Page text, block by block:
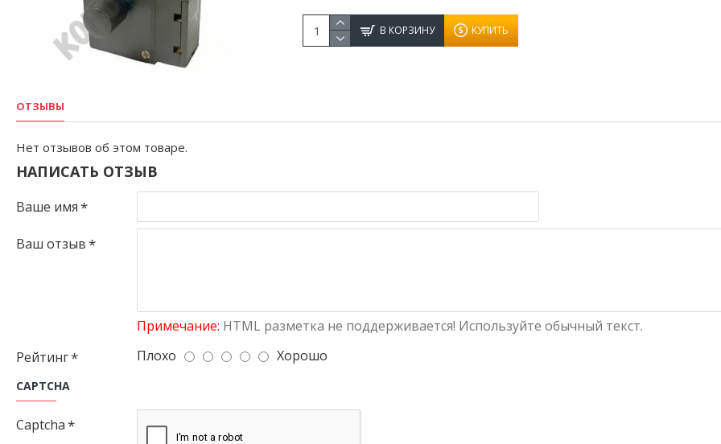
В КОРЗИНУ КУПИТЬ
ОТЗЫВЫ
Нет отзывов об этом товаре.
НАПИСАТЬ ОТЗЫВ
Ваше имя
Ваш отзыв
Примечание: HTML разметка не поддерживается! Используйте обычный текст.
Рейтинг
Плохо Хорошо
CAPTCHA
Captcha